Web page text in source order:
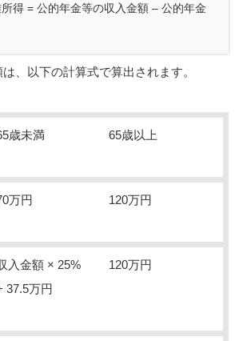
得 = 公的年金等の収入金額 – 公的年金
、以下の計算式で算出されます。
歳未満 65歳以上
万円 120万円
入金額 × 25%
37.5万円
120万円